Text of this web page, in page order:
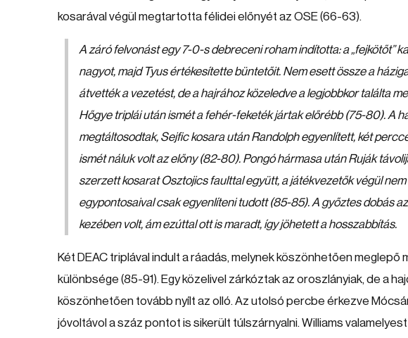
kosarával végül megtartotta félidei előnyét az OSE (66-63).
A záró felvonást egy 7-0-s debreceni roham indította: a „fejkötőt”
nagyot, majd Tyus értékesítette büntetőit. Nem esett össze a
átvették a vezetést, de a hajrához közeledve a legjobbkor találta
Hőgye triplái után ismét a fehér-feketék jártak előrébb (75-80). A
megtáltosodtak, Sejfic kosara után Randolph egyenlített, két
ismét náluk volt az előny (82-80). Pongó hármasa után Ruják
szerzett kosarat Osztojics faulttal együtt, a játékvezetők végül
egypontosaival csak egyenlíteni tudott (85-85). A győztes dobás
kezében volt, ám ezúttal ott is maradt, így jöhetett a hosszabbítás.
Két DEAC triplával indult a ráadás, melynek köszönhetően meglepő
különbsége (85-91). Egy közelivel zárkóztak az oroszlányiak, de a
köszönhetően tovább nyílt az olló. Az utolsó percbe érkezve
jóvoltávol a száz pontot is sikerült túlszárnyalni. Williams